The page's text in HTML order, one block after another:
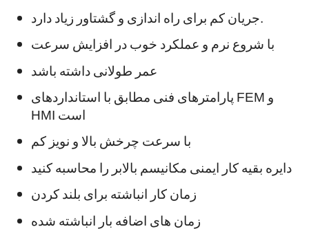
با شروع نرم و عملکرد خوب در افزایش سرعت
عمر طولانی داشته باشد
پارامترهای فنی مطابق با استانداردهای FEM و
HMI است
با سرعت چرخش بالا و نویز کم
دایره بقیه کار ایمنی مکانیسم بالابر را محاسبه کنید
زمان کار انباشته برای بلند کردن
زمان های اضافه بار انباشته شده